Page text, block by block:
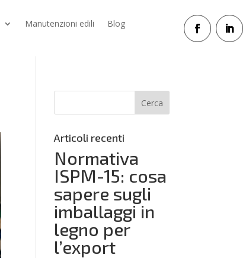
Manutenzioni edili
Blog
Articoli recenti
Normativa
ISPM-15: cosa
sapere sugli
imballaggi in
legno per
l’export